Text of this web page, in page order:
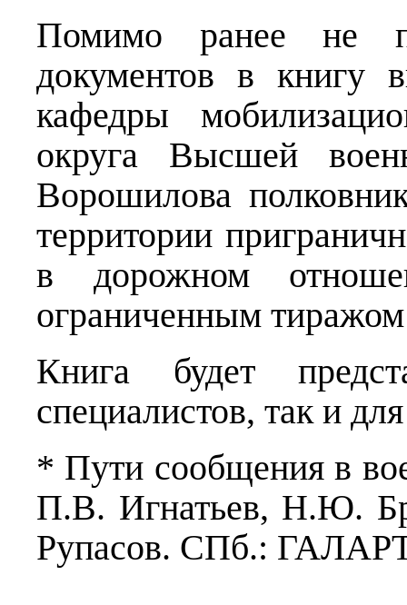
Помимо ранее не
документов в книгу
кафедры
округа Высшей
Ворошилова
территории
в дорожном
ограниченным тиражом
Книга будет
специалистов, так и
* Пути сообщения в
П.В. Игнатьев, Н.Ю.
Рупасов. СПб.: